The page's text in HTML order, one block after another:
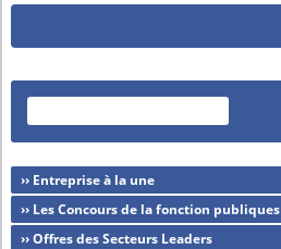
›› Entreprise à la une
›› Les Concours de la fonction publiques
›› Offres des Secteurs Leaders